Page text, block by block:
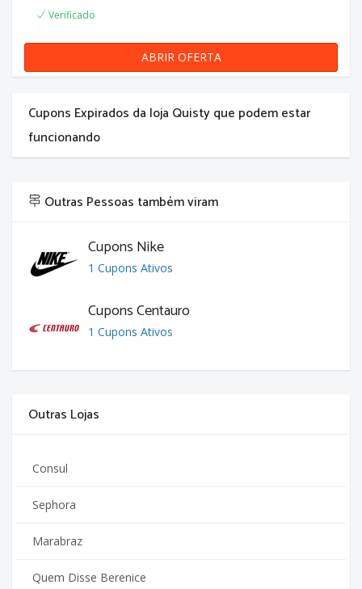
Verificado
ABRIR OFERTA
Cupons Expirados da loja Quisty que podem estar
funcionando
Outras Pessoas também viram
Cupons Nike
1 Cupons Ativos
Cupons Centauro
1 Cupons Ativos
Outras Lojas
Consul
Sephora
Marabraz
Quem Disse Berenice